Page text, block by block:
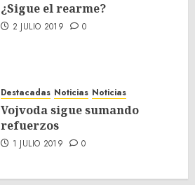
¿Sigue el rearme?
2 JULIO 2019 0
Destacadas Noticias Noticias
Vojvoda sigue sumando
refuerzos
1 JULIO 2019 0